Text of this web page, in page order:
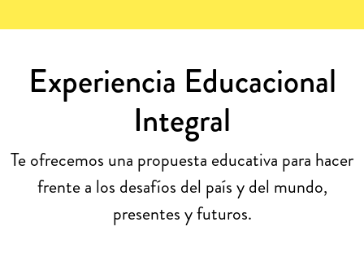
Experiencia Educacional
Integral
Te ofrecemos una propuesta educativa para hacer
frente a los desafíos del país y del mundo,
presentes y futuros.